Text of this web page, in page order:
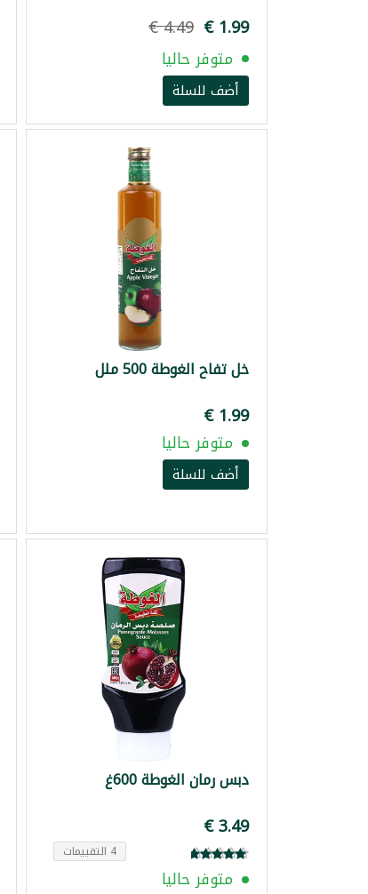
متوفر حاليا
أضف للسلة
خل تفاح الغوطة 500 ملل
متوفر حاليا
أضف للسلة
دبس رمان الغوطة 600غ
4 التقييمات
متوفر حاليا